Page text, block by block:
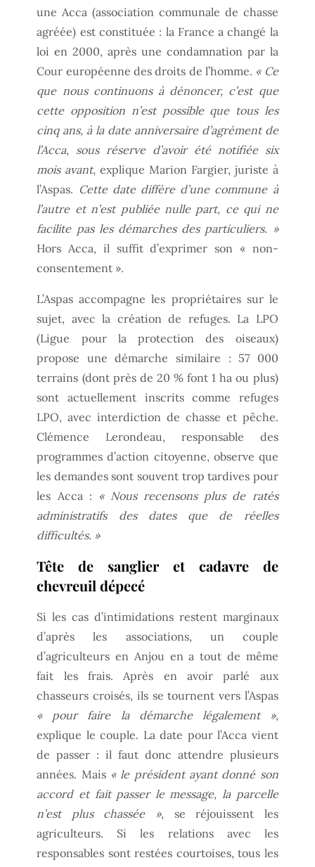
une Acca (association communale de chasse
agréée) est constituée : la France a changé la
loi en 2000, après une condamnation par la
Cour européenne des droits de l’homme. « Ce
que nous continuons à dénoncer, c’est que
cette opposition n’est possible que tous les
cinq ans, à la date anniversaire d’agrément de
l’Acca, sous réserve d’avoir été notifiée six
mois avant, explique Marion Fargier, juriste à
l’Aspas. Cette date diffère d’une commune à
l’autre et n’est publiée nulle part, ce qui ne
facilite pas les démarches des particuliers. »
Hors Acca, il suffit d’exprimer son « non-
consentement ».
L’Aspas accompagne les propriétaires sur le
sujet, avec la création de refuges. La LPO
(Ligue pour la protection des oiseaux)
propose une démarche similaire : 57 000
terrains (dont près de 20 % font 1 ha ou plus)
sont actuellement inscrits comme refuges
LPO, avec interdiction de chasse et pêche.
Clémence Lerondeau, responsable des
programmes d’action citoyenne, observe que
les demandes sont souvent trop tardives pour
les Acca : « Nous recensons plus de ratés
administratifs des dates que de réelles
difficultés. »
Tête de sanglier et cadavre de
chevreuil dépecé
Si les cas d’intimidations restent marginaux
d’après les associations, un couple
d’agriculteurs en Anjou en a tout de même
fait les frais. Après en avoir parlé aux
chasseurs croisés, ils se tournent vers l’Aspas
« pour faire la démarche légalement »,
explique le couple. La date pour l’Acca vient
de passer : il faut donc attendre plusieurs
années. Mais « le président ayant donné son
accord et fait passer le message, la parcelle
n’est plus chassée », se réjouissent les
agriculteurs. Si les relations avec les
responsables sont restées courtoises, tous les